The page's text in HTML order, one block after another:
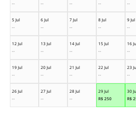
--
--
--
--
--
5 Jul
--
6 Jul
--
7 Jul
--
8 Jul
--
9 Jul
--
12 Jul
--
13 Jul
--
14 Jul
--
15 Jul
--
16
--
19 Jul
--
20 Jul
--
21 Jul
--
22 Jul
--
23
--
26 Jul
--
27 Jul
--
28 Jul
--
29 Jul
R$ 250
30
R$